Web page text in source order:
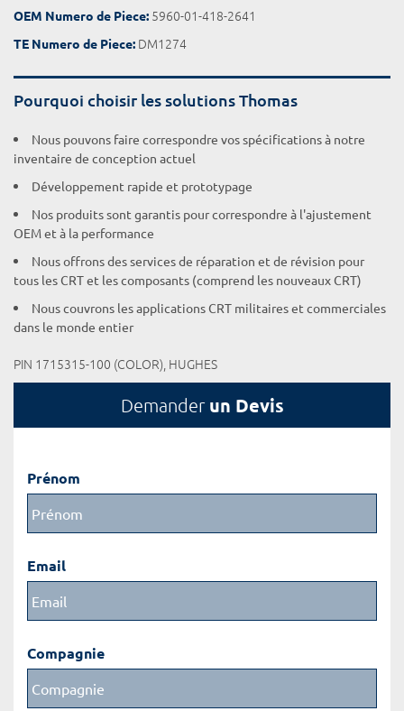
OEM Numero de Piece: 5960-01-418-2641
TE Numero de Piece: DM1274
Pourquoi choisir les solutions Thomas
Nous pouvons faire correspondre vos spécifications à notre
inventaire de conception actuel
Développement rapide et prototypage
Nos produits sont garantis pour correspondre à l'ajustement
OEM et à la performance
Nous offrons des services de réparation et de révision pour
tous les CRT et les composants (comprend les nouveaux CRT)
Nous couvrons les applications CRT militaires et commerciales
dans le monde entier
PIN 1715315-100 (COLOR), HUGHES
Demander un Devis
Prénom
Email
Compagnie